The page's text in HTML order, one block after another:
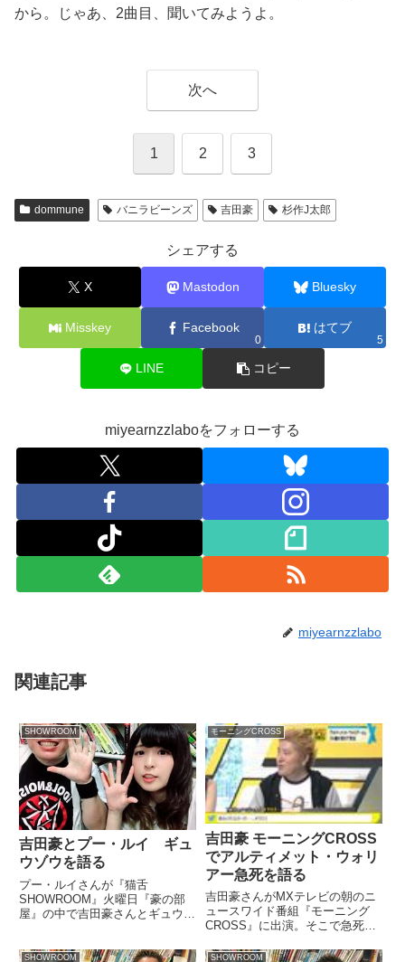
から。じゃあ、2曲目、聞いてみようよ。
次へ
1 2 3
dommune バニラビーンズ 吉田豪 杉作J太郎
シェアする
X Mastodon Bluesky
Misskey Facebook
0
はてブ
5
LINE コピー
miyearnzzlaboをフォローする
miyearnzzlabo
関連記事
SHOWROOM
吉田豪とプー・ルイ ギュ
ウゾウを語る
プー・ルイさんが『猫舌
SHOWROOM』火曜日『豪の部
屋』の中で吉田豪さんとギュウゾ
モーニングCROSS
吉田豪 モーニングCROSS
でアルティメット・ウォリ
アー急死を語る
吉田豪さんがMXテレビの朝のニ
ュースワイド番組『モーニング
CROSS』に出演。そこで急死し
ット・ウォリアーについて語って
SHOWROOM SHOWROOM